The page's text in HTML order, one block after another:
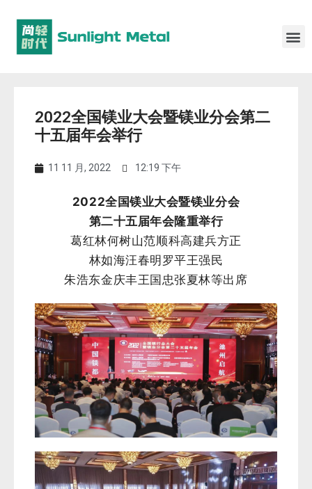
2022全国镁业大会暨镁业分会第二
十五届年会举行
11 11 月, 2022 12:19 下午
2022全国镁业大会暨镁业分会
第二十五届年会隆重举行
葛红林何树山范顺科高建兵方正
林如海汪春明罗平王强民
朱浩东金庆丰王国忠张夏林等出席